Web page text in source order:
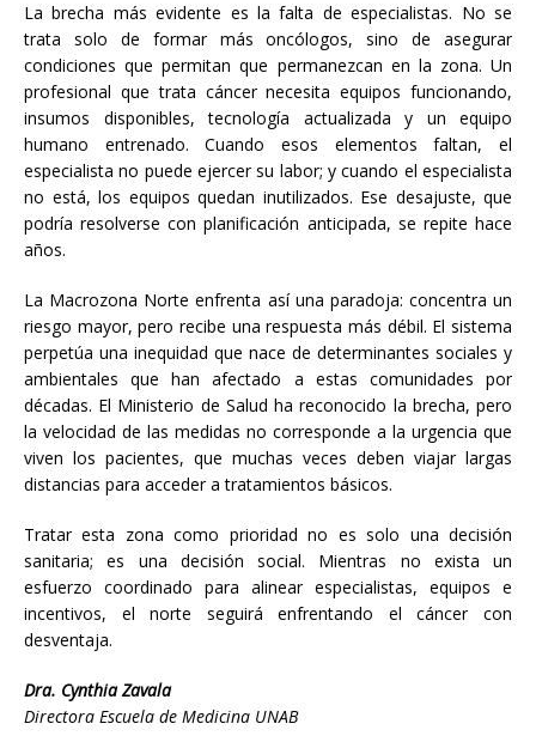
La brecha más evidente es la falta de especialistas. No se
trata solo de formar más oncólogos, sino de asegurar
condiciones que permitan que permanezcan en la zona. Un
profesional que trata cáncer necesita equipos funcionando,
insumos disponibles, tecnología actualizada y un equipo
humano entrenado. Cuando esos elementos faltan, el
especialista no puede ejercer su labor; y cuando el especialista
no está, los equipos quedan inutilizados. Ese desajuste, que
podría resolverse con planificación anticipada, se repite hace
años.
La Macrozona Norte enfrenta así una paradoja: concentra un
riesgo mayor, pero recibe una respuesta más débil. El sistema
perpetúa una inequidad que nace de determinantes sociales y
ambientales que han afectado a estas comunidades por
décadas. El Ministerio de Salud ha reconocido la brecha, pero
la velocidad de las medidas no corresponde a la urgencia que
viven los pacientes, que muchas veces deben viajar largas
distancias para acceder a tratamientos básicos.
Tratar esta zona como prioridad no es solo una decisión
sanitaria; es una decisión social. Mientras no exista un
esfuerzo coordinado para alinear especialistas, equipos e
incentivos, el norte seguirá enfrentando el cáncer con
desventaja.
Dra. Cynthia Zavala
Directora Escuela de Medicina UNAB